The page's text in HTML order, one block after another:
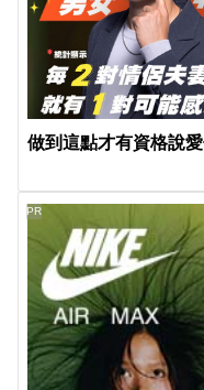
做到這點才有資格說
PR